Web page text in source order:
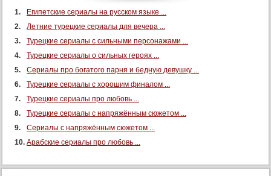
Египетские сериалы на русском языке ...
Летние турецкие сериалы для вечера ...
Турецкие сериалы с сильными персонажами ...
Турецкие сериалы о сильных героях ...
Сериалы про богатого парня и бедную девушку ...
Турецкие сериалы с хорошим финалом ...
Турецкие сериалы про любовь ...
Турецкие сериалы с напряжённым сюжетом ...
Сериалы с напряжённым сюжетом ...
Арабские сериалы про любовь ...